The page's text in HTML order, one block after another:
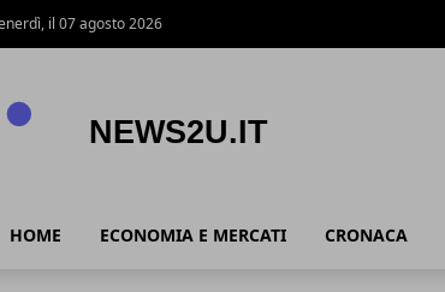
il 07 agosto 2026
HOME ECONOMIA E MERCATI CRONACA